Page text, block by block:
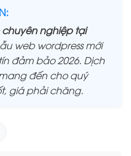
chuyên nghiệp tại
web wordpress mới
đảm bảo 2026. Dịch
đến cho quý
giá phải chăng.